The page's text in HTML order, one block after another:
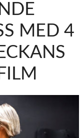
MED 4